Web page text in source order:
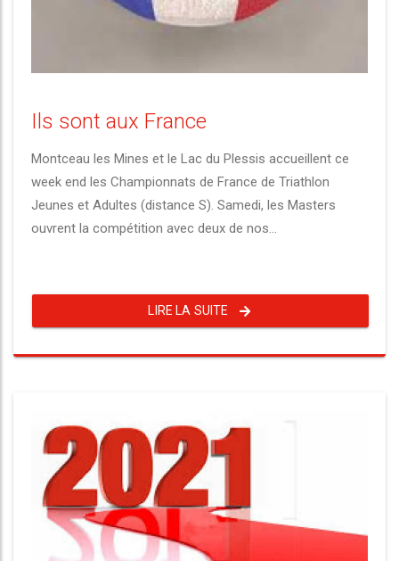
Ils sont aux France
Montceau les Mines et le Lac du Plessis accueillent ce
week end les Championnats de France de Triathlon
Jeunes et Adultes (distance S). Samedi, les Masters
ouvrent la compétition avec deux de nos...
LIRE LA SUITE